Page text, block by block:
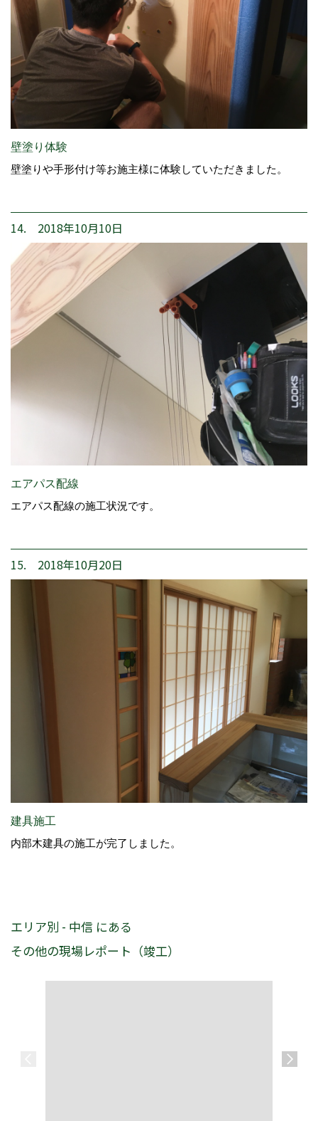
壁塗り体験
壁塗りや手形付け等お施主様に体験していただきました。
14. 2018年10月10日
エアパス配線
エアパス配線の施工状況です。
15. 2018年10月20日
建具施工
内部木建具の施工が完了しました。
エリア別 - 中信 にある
その他の現場レポート（竣工）